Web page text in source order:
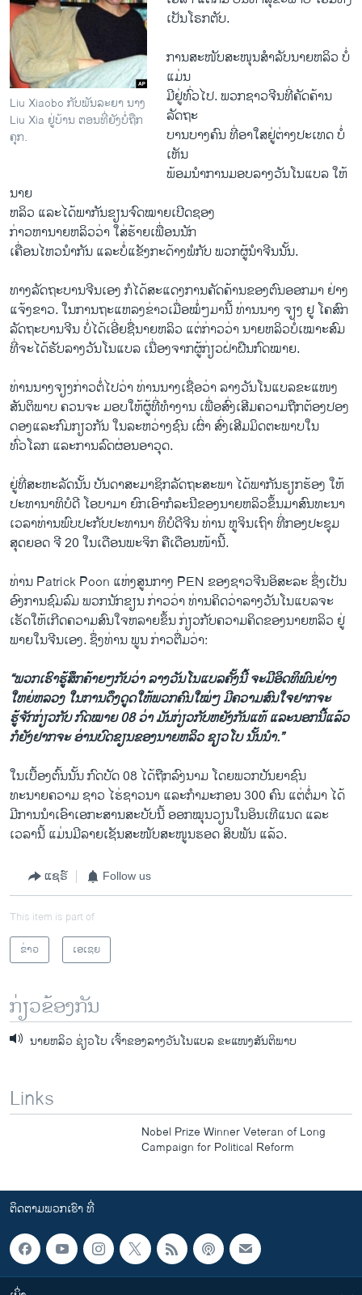
Liu Xiaobo ກັບພັນລະຍາ ນາງ
Liu Xia ຢູ່ບ້ານ ຕອນທີ່ຍັງບໍ່ຖືກ
ຄຸກ.
ເປັນໂຣກຕັບ.
ການສະໜັບສະໜຸນສໍາລັບນາຍຫລິວ ບໍ່​
ແມ່ນ
ມີຢູ່ທົ່ວ​ໄປ. ພວກຊາວຈີນທີ່ຄັດຄ້ານ
ລັດຖະ
ບານບາງຄົນ ທີ່ອາໃສຢູ່ຕ່າງປະເທດ ບໍ່​
ເຫັນ
ພ້ອມ​ນໍາ​ການ​ມອບລາງວັນໂນແບລ ​ໃຫ້​
ນາຍ
ຫລິວ ແລະໄດ້ພາກັນຂຽນຈົດໝາຍເປີດຊອງ
ກ່າວຫານາຍຫລິວວ່າ ໃສ່ຮ້າຍເພື່ອນນັກ
ເຄື່ອນໄຫວນໍາກັນ ແລະບໍ່​ແຂັງ​ກະດ້າງພໍກັບ ພວກຜູ້ນໍາຈີນນັ້ນ.
ທາງລັດຖະບານຈີນ​ເອງ ກໍ​ໄດ້ສະ​ແດງ​ການ​ຄັດຄ້ານ​ຂອງ​ຕົນ​ອອກ​ມາ ຢ່າງ
ແຈ້ງຂາວ. ໃນການຖະແຫລງຂ່າວເມື່ອໝໍ່ໆມານີ້ ທ່ານນາງ ຈຽງ ຢູ ​ໂຄສົກ​
ລັດຖະບານຈີນ ບໍ່ໄດ້​ເອີ່ຍຊື່ນາຍຫລິວ ແຕ່ກ່າວວ່າ ນາຍຫລິວບໍ່ເໝາະສົມ
ທີ່ຈະໄດ້ຮັບລາງວັນໂນແບລ ເນື່ອງຈາກຜູ້ກ່ຽວຝ່າຝືນກົດໝາຍ.
ທ່ານນາງຈຽງກ່າວຕໍ່ໄປວ່າ ທ່ານນາງເຊື່ອວ່າ ລາງວັນໂນແບລຂະແໜງ
ສັນຕິພາບ ຄວນ​ຈະ ມອບໃຫ້ຜູ້​ທີ່​ທໍາ​ງານ ​ເພື່ອສົ່ງເສີມຄວາມຖືກຕ້ອງ​ປອງ​
ດອງແລະກົມກຽວກັນ ໃນລະຫວ່າງຊົນ ເຜົ່າ ສົ່ງເສີມມິດຕະພາບໃນ
ທົ່ວໂລກ ແລະການລົດຜ່ອນອາວຸດ.
ຢູ່​ທີ່ສະຫະລັດ​ນັ້ນ ບັນດາສະມາຊິກລັດຖະສະພາ ໄດ້ພາກັນຮຽກຮ້ອງ ໃຫ້
ປະທານາທິບໍດີ ໂອບາມາ ຍົກເອົາກໍລະນີຂອງນາຍຫລິວຂຶ້ນມາສົນທະນາ
ເວລາທ່ານພົບປະກັບປະທານາ ທິບໍດີຈີນ ທ່ານ ຫູຈິນເຖົາ ທີ່ກອງປະຊຸມ
ສຸດຍອດ ຈີ 20 ໃນເດືອນພະຈິກ ຄືເດືອນໜ້ານີ້.
ທ່ານ Patrick Poon ແຫ່ງສູນກາງ PEN ຂອງຊາວຈີນອິສະລະ ຊຶ່ງເປັນ
ອົງການຊົມລົມ ພວກນັກຂຽນ ກ່າວວ່າ ທ່ານຄິດວ່າລາງວັນໂນແບລຈະ
ເຮັດໃຫ້ເກີດຄວາມສົນໃຈຫລາຍຂຶ້ນ ກ່ຽວກັບຄວາມຄິດຂອງນາຍຫລິວ ຢູ່
ພາຍໃນຈີນ​ເອງ. ຊຶ່ງທ່ານ ພູນ ກ່າວຕື່ມວ່າ:
“ພວກເຮົາຮູ້ສຶກຄ້າຍໆກັບວ່າ ລາງວັນໂນແບລຄັ້ງນີ້ ຈະມີອິດທິພົນຢ່າງ​
ໃຫຍ່​ຫລວງ ໃນ​ການດຶງດູດ​ໃຫ້​ພວກ​ຄົນ​ໃໝ່ໆ ມີ​ຄວາມສົນໃຈຢາກຈະ
ຮູ້ຈັກ​ກ່ຽວ​ກັບ ກົດໝາຍ 08 ວ່າ ມັນກ່ຽວກັບຫຍັງກັນແທ້ ແລະນອກນີ້ແລ້ວ
ກໍຍັງຢາກຈະ ອ່ານບົດຂຽນຂອງນາຍຫລິວ ຊຽວໂບ ນັ້ນນໍາ.”
ໃນເບື້ອງຕົ້ນນັ້ນ ກົດບັດ 08 ໄດ້ຖືກລົງນາມ ໂດຍພວກປັນຍາຊົນ
ທະນາຍຄວາມ ຊາວ ໄຮ່ຊາວນາ ແລະກໍາມະກອນ 300 ຄົນ ແຕ່ຕໍ່ມາ ໄດ້
ມີການນໍາເອົາເອກະສານສະບັບນີ້ ອອກໝຸນວຽນໃນອິນເທີແນດ ແລະ
ເວລານີ້ ແມ່ນມີລາຍເຊັນສະໜັບສະໜູນຮອດ ສິບພັນ ແລ້ວ.
ແຊຣ໌ Follow us
This item is part of
ຂ່າວ
ເອເຊຍ
ກ່ຽວຂ້ອງກັນ
ນາຍຫລິວ ຊ່ຽວໂບ ເຈົ້າຂອງລາງວັນໂນແບລ ຂະແໜງສັນຕິພາບ
Links
Nobel Prize Winner Veteran of Long
Campaign for Political Reform
ຕິດຕາມພວກເຮົາ ທີ່